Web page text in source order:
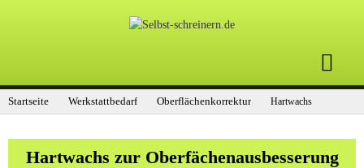
Startseite Werkstattbedarf Oberflächenkorrektur Hartwachs
Hartwachs zur Oberfächenausbesserung